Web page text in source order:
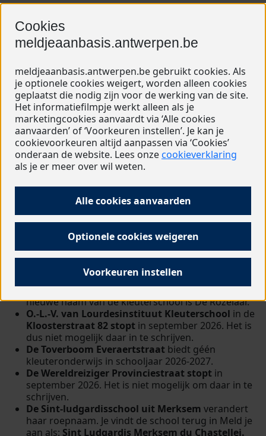
De aanmeldperiode is afgelopen. Ben je op zoek naar
een plaats in een kleuter- of lagere school voor
schooljaar 2026-2027? Dan moet je je kind inschrijven
tijdens devrije inschrijvingsperiode.
uur.
Via de link kan je vrije plaatsen opzoeken: resterende
vrije plaatsen voor schooljaar 2026-2027.
Hoe werkt het?
Klik bij 'rapport' op 'vrije plaatsen school'.
Je kan filteren op postcode en groep (kleuter of
basis)
Wijzigingen en aanvullingen op de
Steinerschool Antwerpen Basisscholen Hibernia
Adreswijziging. Vanaf volgend schooljaar, 2026-
kleuterschool van Hibernia
in deVerbondstraat 77, 2000 Antwerpen. De
nieuwe naam van de kleuterschool is De Rozelaar.
O.-L.-V. van Lourdesinstituut Kleuterschool in de
Kloosterstraat 82 stopt in september 2026. Het is
dus niet mogelijk daar in te schrijven.
De Toverboom Everaertstraat biedt géén
kleuteronderwijs in schooljaar 2026-2027.
De Wereldreiziger Provinciestraat stopt in
september 2026. Het is niet mogelijk om daar in te
schrijven.
De Sint-ludgardisschool uit Merksem verandert
haar roepnaam. Je vindt de school terug in Meld je
aan als: Sint Ludgardis Merksem du Chastellei.
Cookies
meldjeaanbasis.antwerpen.be
meldjeaanbasis.antwerpen.be gebruikt cookies. Als
je optionele cookies weigert, worden alleen cookies
geplaatst die nodig zijn voor de werking van de site.
Het informatiefilmpje werkt alleen als je
marketingcookies aanvaardt via ‘Alle cookies
aanvaarden’ of ‘Voorkeuren instellen’. Je kan je
cookievoorkeuren altijd aanpassen via ‘Cookies’
onderaan de website. Lees onzecookieverklaring
als je er meer over wil weten.
Alle cookies aanvaarden
Optionele cookies weigeren
Voorkeuren instellen